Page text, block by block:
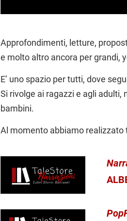
Approfondimenti, letture,
e molto altro ancora per grandi,
E’ uno spazio per tutti, dove
Si rivolge ai ragazzi e agli
bambini.
Al momento abbiamo realizzato